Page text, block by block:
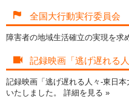
全国大行動実行委員会
障害者の地域生活確立の実現を求
記録映画「逃げ遅れる
記録映画「逃げ遅れる人々-東日
いたしました。 詳細を見る »